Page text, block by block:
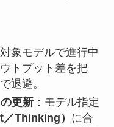
象モデルで進行中
トプット差を把
で退避。
更新：モデル指定
Thinking） に合